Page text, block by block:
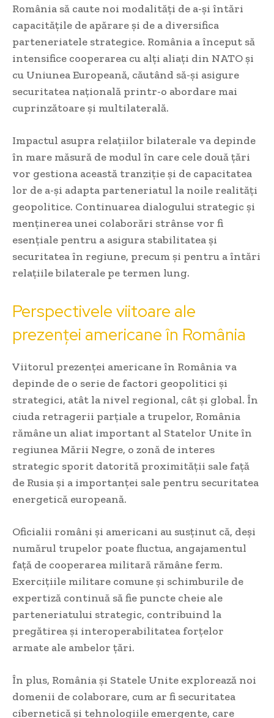
România să caute noi modalități de a-și întări
capacitățile de apărare și de a diversifica
parteneriatele strategice. România a început să
intensifice cooperarea cu alți aliați din NATO și
cu Uniunea Europeană, căutând să-și asigure
securitatea națională printr-o abordare mai
cuprinzătoare și multilaterală.
Impactul asupra relațiilor bilaterale va depinde
în mare măsură de modul în care cele două țări
vor gestiona această tranziție și de capacitatea
lor de a-și adapta parteneriatul la noile realități
geopolitice. Continuarea dialogului strategic și
menținerea unei colaborări strânse vor fi
esențiale pentru a asigura stabilitatea și
securitatea în regiune, precum și pentru a întări
relațiile bilaterale pe termen lung.
Perspectivele viitoare ale
prezenței americane în România
Viitorul prezenței americane în România va
depinde de o serie de factori geopolitici și
strategici, atât la nivel regional, cât și global. În
ciuda retragerii parțiale a trupelor, România
rămâne un aliat important al Statelor Unite în
regiunea Mării Negre, o zonă de interes
strategic sporit datorită proximității sale față
de Rusia și a importanței sale pentru securitatea
energetică europeană.
Oficialii români și americani au susținut că, deși
numărul trupelor poate fluctua, angajamentul
față de cooperarea militară rămâne ferm.
Exercițiile militare comune și schimburile de
expertiză continuă să fie puncte cheie ale
parteneriatului strategic, contribuind la
pregătirea și interoperabilitatea forțelor
armate ale ambelor țări.
În plus, România și Statele Unite explorează noi
domenii de colaborare, cum ar fi securitatea
cibernetică și tehnologiile emergente, care